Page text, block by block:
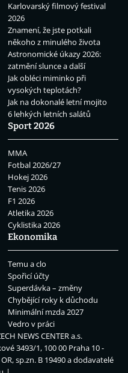
Karlovarský filmový festival
2026
Znamení, že jste potkali
někoho z minulého života
Astronomické úkazy 2026:
zatmění slunce a další
Jak obléci miminko při
vysokých teplotách?
Jak na dokonalé letní mojito
6 lehkých letních salátů
Sport 2026
MMA
Fotbal 2026/27
Hokej 2026
Tenis 2026
F1 2026
Atletika 2026
Cyklistika 2026
Ekonomika
Temu a clo
Spořicí účty
Superdávka – změny
Chybějící roky k důchodu
Minimální mzda 2027
Vedro v práci
NEWS CENTER a.s.
3493/1, 100 00 Praha 10 -
sp.zn. B 19490 a dodavatelé